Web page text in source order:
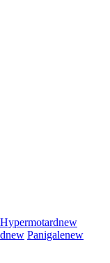
Hypermotardnew
new Panigalenew